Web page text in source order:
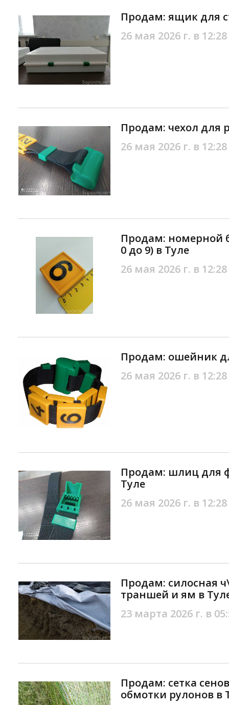
Продам: ящик для
26 мая 2026 г. в 12:28
Продам: чехол для
26 мая 2026 г. в 12:28
Продам: номерной
0 до 9) в Туле
26 мая 2026 г. в 12:28
Продам: ошейник
26 мая 2026 г. в 12:28
Продам: шлиц для
Туле
26 мая 2026 г. в 12:28
Продам: силосная
траншей и ям в
23 марта 2026 г. в
Продам: сетка
обмотки рулонов в